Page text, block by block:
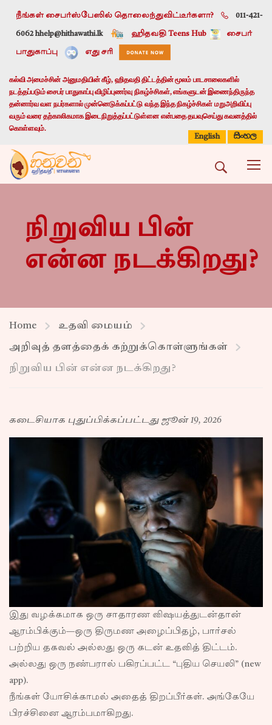
நீங்கள் சைபர்ஸ்பேஸில் தொலைந்துவிட்டீர்களா? 011-421-
6062 hhelp@hithawathi.lk ஹிதவதி Teens Hub சைபர்
பாதுகாப்பு எது சரி
கல்வி அமைச்சின் அனுமதியின் கீழ், ஹிதவதி திட்டத்தின் மூலம் பாடசாலைகளில்
நடத்தப்படும் சைபர் பாதுகாப்பு விழிப்புணர்வு நிகழ்ச்சிகள், எங்களுடன் இணைந்திருந்த
தன்னார்வ வள நபர்களால் முன்னெடுக்கப்பட்டு வந்த இந்த நிகழ்ச்சிகள் மறுஅறிவிப்பு
வரும் வரை தற்காலிகமாக இடைநிறுத்தப்பட்டுள்ளன என்பதை தயவுசெய்து கவனத்தில்
கொள்ளவும்.
English
සිංහල
நிறுவிய பின்
என்ன நடக்கிறது?
Home உதவி மையம்
அறிவுத் தளத்தைக் கற்றுக்கொள்ளுங்கள்
நிறுவிய பின் என்ன நடக்கிறது?
கடைசியாக புதுப்பிக்கப்பட்டது ஜூன் 19, 2026
இது வழக்கமாக ஒரு சாதாரண விஷயத்துடன்தான்
ஆரம்பிக்கும்—ஒரு திருமண அழைப்பிதழ், பார்சல்
பற்றிய தகவல் அல்லது ஒரு கடன் உதவித் திட்டம்.
அல்லது ஒரு நண்பரால் பகிரப்பட்ட “புதிய செயலி” (new
app).
நீங்கள் யோசிக்காமல் அதைத் திறப்பீர்கள். அங்கேயே
பிரச்சினை ஆரம்பமாகிறது.